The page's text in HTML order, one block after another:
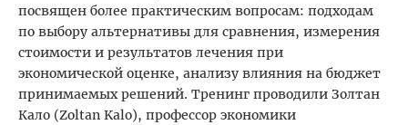
посвящен более практическим вопросам: подходам
по выбору альтернативы для сравнения, измерения
стоимости и результатов лечения при
экономической оценке, анализу влияния на бюджет
принимаемых решений. Тренинг проводили Золтан
Кало (Zoltan Kalo), профессор экономики